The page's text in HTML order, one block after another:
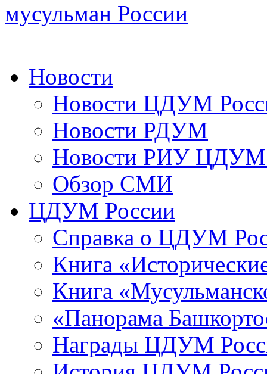
мусульман России
Новости
Новости ЦДУМ
Новости РДУМ
Новости РИУ ЦДУМ
Обзор СМИ
ЦДУМ России
Справка о ЦДУМ
Книга
Книга
«Панорама
Награды ЦДУМ